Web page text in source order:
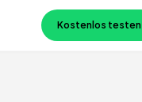
Kostenlos testen